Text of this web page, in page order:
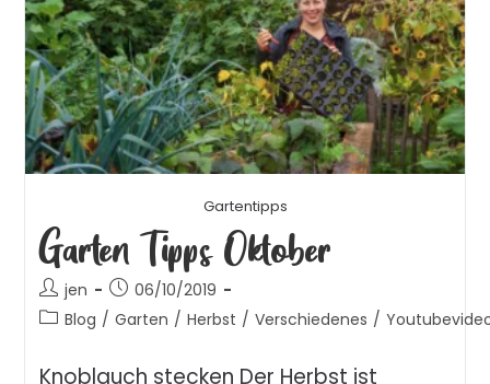
Gartentipps
Garten Tipps Oktober
jen
06/10/2019
Blog / Garten / Herbst / Verschiedenes /
Knoblauch stecken Der Herbst ist